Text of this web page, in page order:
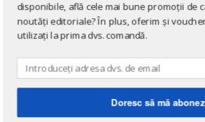
Alan Watts
Albert Bayet
Albert Camus
Albert Horace
Alan Watts
Albert Bayet
Albert Camus
Albert Horace
Cărți în limba engleză
Cărți în limba franceză
Cărți la 3 lei!
Cărți gratuite!
disponibile, află cele mai bune promoții de
noutăți editoriale? În plus, oferim și
utilizați la prima dvs. comandă.
Doresc să mă abonez